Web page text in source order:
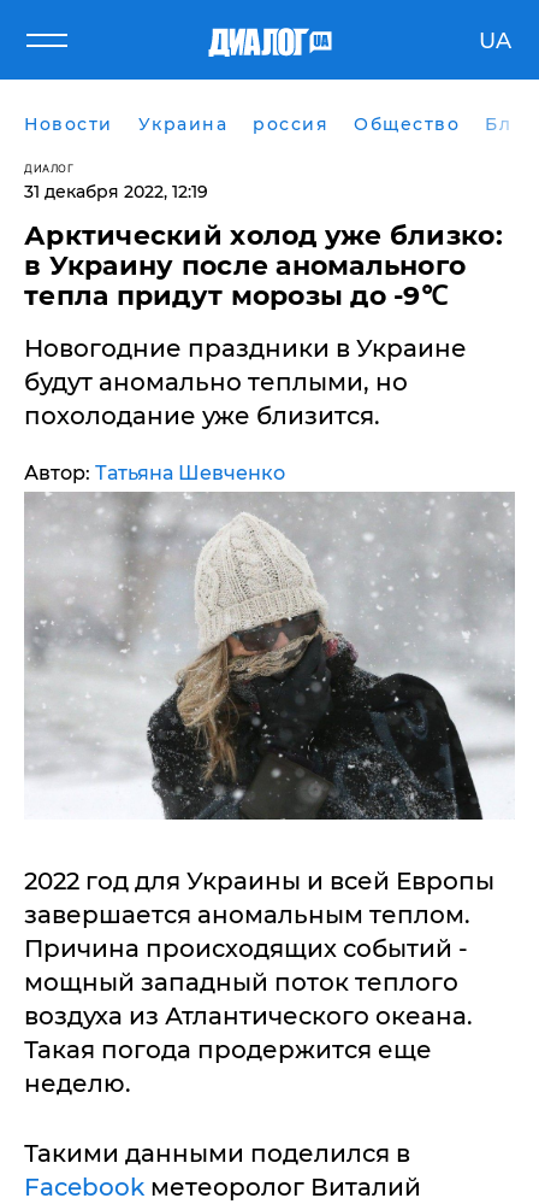
UA
Новости Украина россия Общество
ДИАЛОГ
31 декабря 2022, 12:19
​Арктический холод уже близко:
в Украину после аномального
тепла придут морозы до -9℃
Новогодние праздники в Украине
будут аномально теплыми, но
похолодание уже близится.
Автор: Татьяна Шевченко
2022 год для Украины и всей Европы
завершается аномальным теплом.
Причина происходящих событий -
мощный западный поток теплого
воздуха из Атлантического океана.
Такая погода продержится еще
неделю.
Такими данными поделился в
Facebook метеоролог Виталий